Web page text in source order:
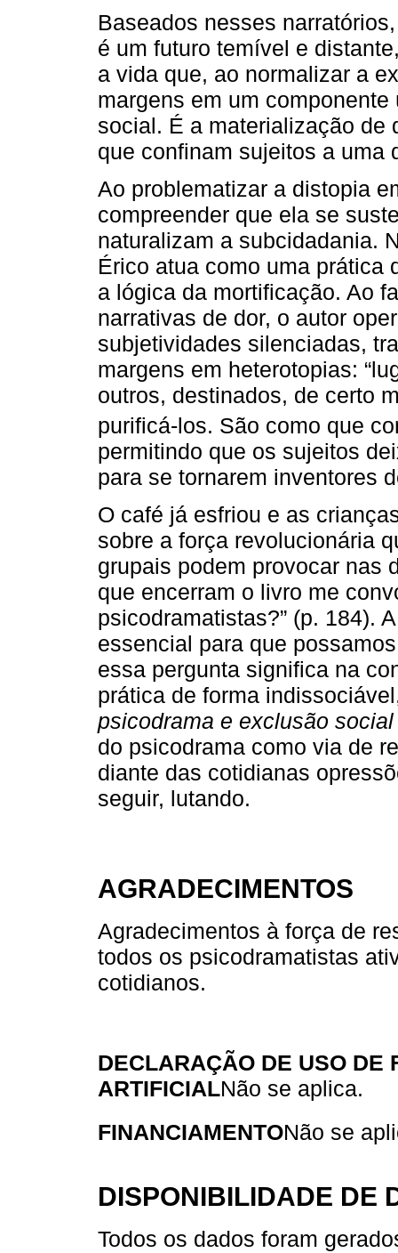
Baseados nesses
é um futuro temível e
a vida que, ao normalizar a
margens em um
social. É a materialização de
que confinam sujeitos a uma
Ao problematizar a distopia
compreender que ela se
naturalizam a subcidadania.
Érico atua como uma prática
a lógica da mortificação. Ao
narrativas de dor, o autor
subjetividades silenciadas,
margens em heterotopias:
outros, destinados, de certo
purificá-los. São como que
permitindo que os sujeitos
para se tornarem inventores
O café já esfriou e as
sobre a força revolucionária
grupais podem provocar nas
que encerram o livro me
psicodramatistas?” (p. 184).
essencial para que
essa pergunta significa na
prática de forma
psicodrama e exclusão social
do psicodrama como via de
diante das cotidianas
seguir, lutando.
AGRADECIMENTOS
Agradecimentos à força de
todos os psicodramatistas
cotidianos.
DECLARAÇÃO DE USO DE
ARTIFICIALNão se aplica.
FINANCIAMENTONão se
DISPONIBILIDADE DE
Todos os dados foram